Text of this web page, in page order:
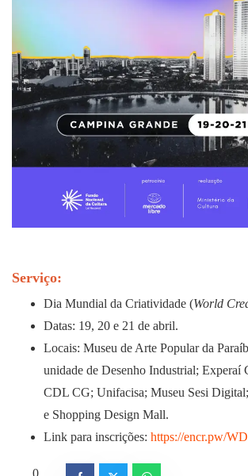
Serviço:
Dia Mundial da Criatividade (World
Datas: 19, 20 e 21 de abril.
Locais: Museu de Arte Popular da
unidade de Desenho Industrial; Experaí
CDL CG; Unifacisa; Museu Sesi
e Shopping Design Mall.
Link para inscrições: https://encr.pw/